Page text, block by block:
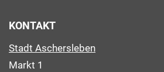
KONTAKT
Stadt Aschersleben
Markt 1